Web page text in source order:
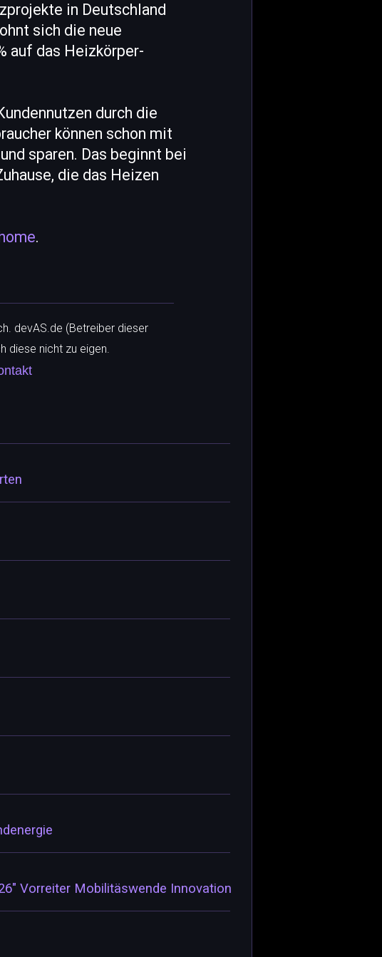
in Deutschland
sich die neue
auf das Heizkörper-
durch die
können schon mit
sparen. Das beginnt bei
die das Heizen
.
devAS.de (Betreiber dieser
diese nicht zu eigen.
Vorreiter Mobilitäswende Innovation